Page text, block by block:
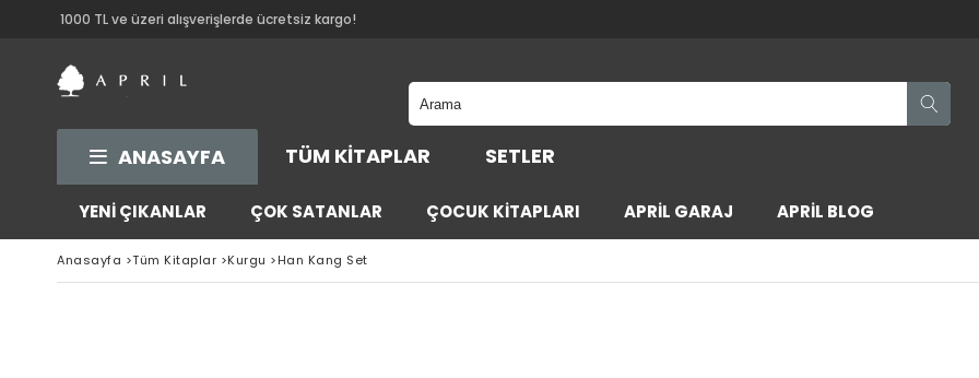
1000 TL ve üzeri alışverişlerde ücretsiz kargo!
ANASAYFA TÜM KITAPLAR SETLER
YENİ ÇIKANLAR ÇOK SATANLAR ÇOCUK KİTAPLARI APRİL GARAJ APRİL BLOG
Anasayfa >Tüm Kitaplar >Kurgu >Han Kang Set